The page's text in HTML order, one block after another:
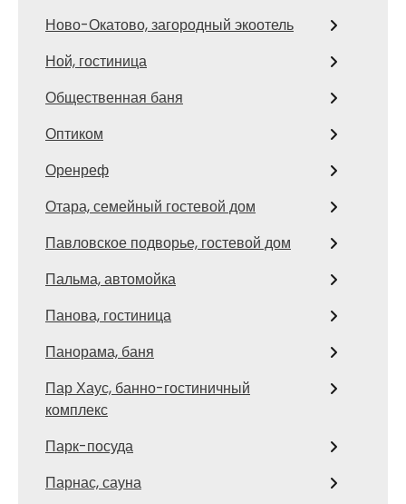
Ново-Окатово, загородный экоотель
Ной, гостиница
Общественная баня
Оптиком
Оренреф
Отара, семейный гостевой дом
Павловское подворье, гостевой дом
Пальма, автомойка
Панова, гостиница
Панорама, баня
Пар Хаус, банно-гостиничный
комплекс
Парк-посуда
Парнас, сауна